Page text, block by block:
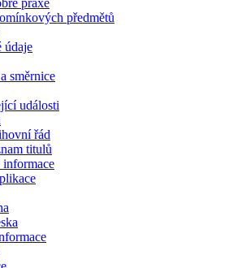
praxe
předmětů
údaje
směrnice
události
řád
titulů